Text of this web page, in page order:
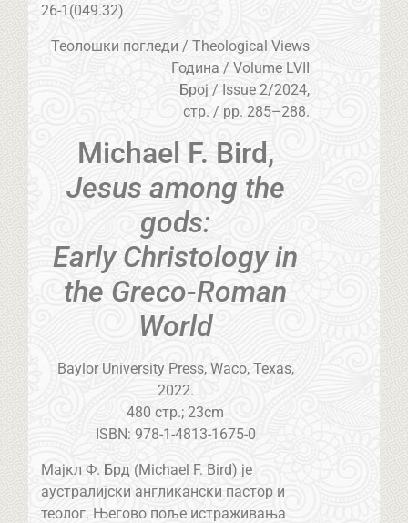
26-1(049.32)
Теолошки погледи / Theological Views
Година / Volume LVII
Број / Issue 2/2024,
стр. / pp. 285–288.
Michael F. Bird,
Jesus among the
gods:
Early Christology in
the Greco-Roman
World
Baylor University Press, Waco, Texas,
2022.
480 стр.; 23cm
ISBN: 978-1-4813-1675-0
Мајкл Ф. Брд (Michael F. Bird) је
аустралијски англикански пастор и
теолог. Његово поље истраживања